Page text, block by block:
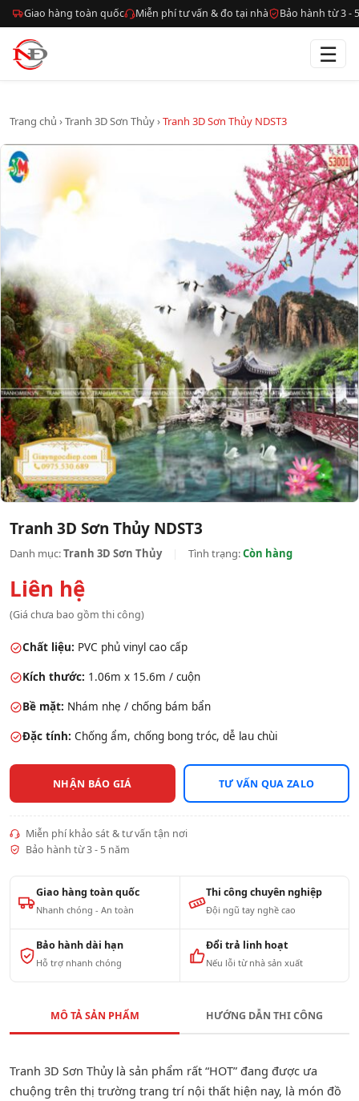
Giao hàng toàn quốc Miễn phí tư vấn & đo tại nhà Bảo hành từ 3 -
☰
Trang chủ ›Tranh 3D Sơn Thủy›Tranh 3D Sơn Thủy NDST3
Tranh 3D Sơn Thủy NDST3
Danh mục:Tranh 3D Sơn Thủy Tình trạng:Còn hàng
Liên hệ
(Giá chưa bao gồm thi công)
Chất liệu: PVC phủ vinyl cao cấp
Kích thước: 1.06m x 15.6m / cuộn
Bề mặt: Nhám nhẹ / chống bám bẩn
Đặc tính: Chống ẩm, chống bong tróc, dễ lau chùi
NHẬN BÁO GIÁ TƯ VẤN QUA ZALO
Miễn phí khảo sát & tư vấn tận nơi
Bảo hành từ 3 - 5 năm
Giao hàng toàn quốc
Nhanh chóng - An toàn
Thi công chuyên nghiệp
Đội ngũ tay nghề cao
Bảo hành dài hạn
Hỗ trợ nhanh chóng
Đổi trả linh hoạt
Nếu lỗi từ nhà sản xuất
MÔ TẢ SẢN PHẨM HƯỚNG DẪN THI CÔNG
Tranh 3D Sơn Thủy là sản phẩm rất “HOT” đang được ưa
chuộng trên thị trường trang trí nội thất hiện nay, là món đồ